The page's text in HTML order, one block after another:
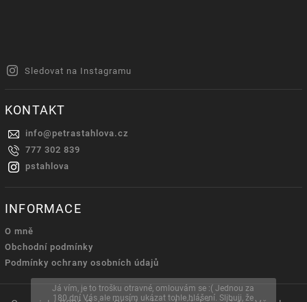
Já vím, je to trošku otravné, omlouvám se :( Jednou za
180 dní Vás ale musím ukázat tohle hlášení. Slibuji, že
Sledovat na Instagramu
KONTAKT
info@petrastahlova.cz
777 302 839
pstahlova
INFORMACE
O mně
Obchodní podmínky
Podmínky ochrany osobních údajů